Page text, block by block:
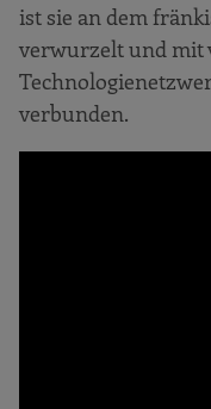
ist sie an dem
verwurzelt und mit
verbunden.